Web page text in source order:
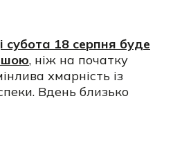
субота 18 серпня буде
, ніж на початку
хмарність із
Вдень близько